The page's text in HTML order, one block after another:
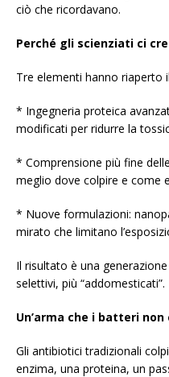
ciò che ricordavano.
Perché gli scienziati ci
Tre elementi hanno riaperto
* Ingegneria proteica
modificati per ridurre la
* Comprensione più fine
meglio dove colpire e come
* Nuove formulazioni:
mirato che limitano
Il risultato è una
selettivi, più “addomesticati”.
Un’arma che i batteri non
Gli antibiotici tradizionali
enzima, una proteina, un